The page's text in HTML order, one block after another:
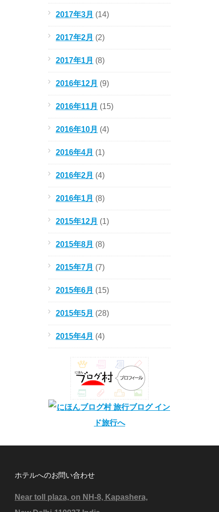
2017年3月 (14)
2017年2月 (2)
2017年1月 (8)
2016年12月 (9)
2016年11月 (15)
2016年10月 (4)
2016年4月 (1)
2016年2月 (4)
2016年1月 (8)
2015年12月 (1)
2015年8月 (8)
2015年7月 (7)
2015年6月 (15)
2015年5月 (28)
2015年4月 (4)
ホテルへのお問い合わせ
Near toll plaza, on NH-8, Kapashera,